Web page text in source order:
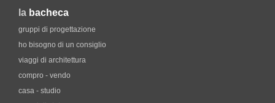
la bacheca
gruppi di progettazione
ho bisogno di un consiglio
viaggi di architettura
compro - vendo
casa - studio